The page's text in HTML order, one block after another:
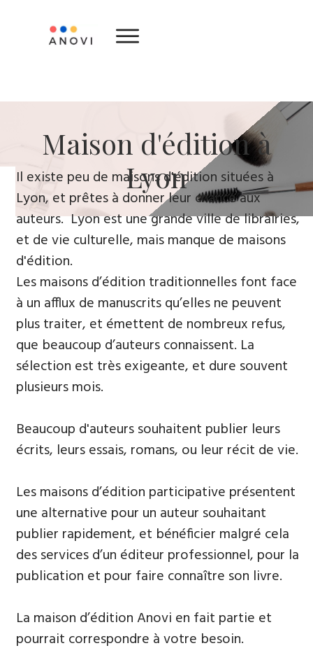
​Maison d'édition ​à
Lyon
​Il existe peu de maisons d'édition situées à
Lyon, et prêtes à donner leur chance aux
auteurs. Lyon est une grande ville de librairies,
et de vie culturelle, mais manque de maisons
d'édition.
Les maisons d’édition traditionnelles font face
à un afflux de manuscrits qu’elles ne peuvent
plus traiter, et émettent de nombreux refus,
que beaucoup d’auteurs connaissent. La
sélection est très exigeante, et dure souvent
plusieurs mois.
Beaucoup d'auteurs souhaitent publier leurs
écrits, leurs essais, romans, ou leur récit de vie.
Les maisons d’édition participative présentent
une alternative pour un auteur souhaitant
publier rapidement, et bénéficier malgré cela
des services d’un éditeur professionnel, pour la
publication et pour faire connaître son livre.
La maison d’édition Anovi en fait partie et
pourrait correspondre à votre besoin.